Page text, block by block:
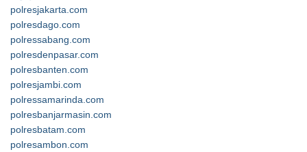
polresjakarta.com
polresdago.com
polressabang.com
polresdenpasar.com
polresbanten.com
polresjambi.com
polressamarinda.com
polresbanjarmasin.com
polresbatam.com
polresambon.com